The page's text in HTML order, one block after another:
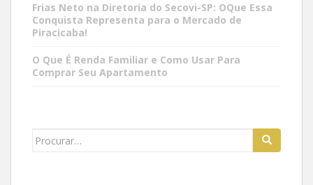
Frias Neto na Diretoria do Secovi-SP: OQue Essa
Conquista Representa para o Mercado de
Piracicaba!
O Que É Renda Familiar e Como Usar Para
Comprar Seu Apartamento
Search